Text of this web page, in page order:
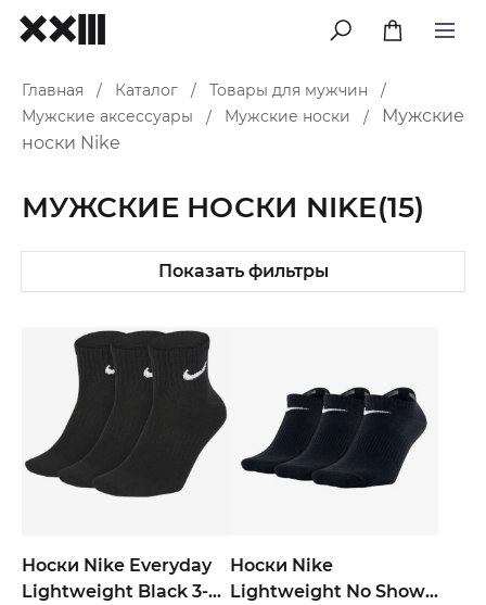
меню
Главная / Каталог / Товары для мужчин
/
Мужские аксессуары
/ Мужские носки /
Мужские
носки Nike
МУЖСКИЕ НОСКИ NIKE(15)
Показать фильтры
Носки Nike Everyday
Lightweight Black 3-
Носки Nike
Lightweight No Show